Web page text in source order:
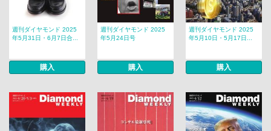
週刊ダイヤモンド 2025
年5月31日・6月7日合...
購入
週刊ダイヤモンド 2025
年5月24日号
購入
週刊ダイヤモンド 2025
年5月10日・5月17日...
購入